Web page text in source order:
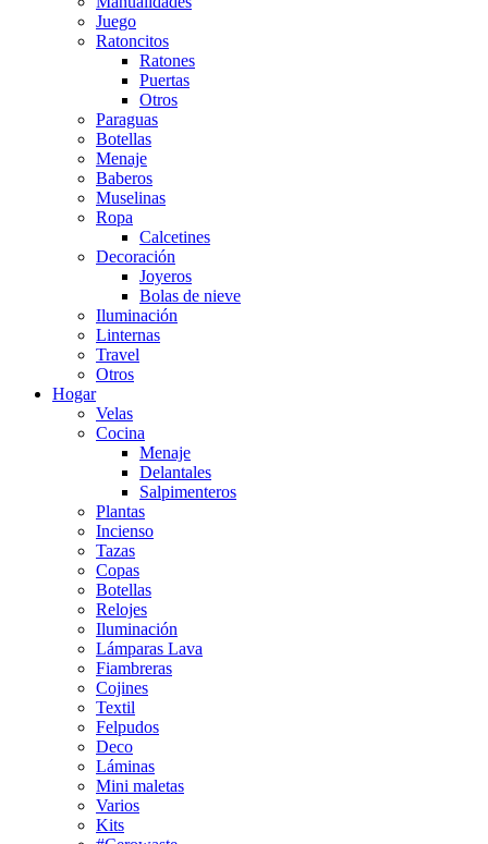
Juego
Ratoncitos
Ratones
Puertas
Otros
Paraguas
Botellas
Menaje
Baberos
Muselinas
Ropa
Calcetines
Decoración
Joyeros
Bolas de nieve
Iluminación
Linternas
Travel
Otros
Hogar
Velas
Cocina
Menaje
Delantales
Salpimenteros
Plantas
Incienso
Tazas
Copas
Botellas
Relojes
Iluminación
Lámparas Lava
Fiambreras
Cojines
Textil
Felpudos
Deco
Láminas
Mini maletas
Varios
Kits